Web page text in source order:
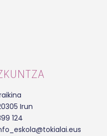
Irun
124